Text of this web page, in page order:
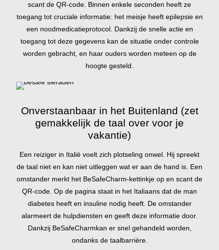
scant de QR-code. Binnen enkele seconden heeft ze
toegang tot cruciale informatie: het meisje heeft epilepsie en
een noodmedicatieprotocol. Dankzij de snelle actie en
toegang tot deze gegevens kan de situatie onder controle
worden gebracht, en haar ouders worden meteen op de
hoogte gesteld.
Onverstaanbaar in het Buitenland (zet
gemakkelijk de taal over voor je
vakantie)
Een reiziger in Italië voelt zich plotseling onwel. Hij spreekt
de taal niet en kan niet uitleggen wat er aan de hand is. Een
omstander merkt het BeSafeCharm-kettinkje op en scant de
QR-code. Op de pagina staat in het Italiaans dat de man
diabetes heeft en insuline nodig heeft. De omstander
alarmeert de hulpdiensten en geeft deze informatie door.
Dankzij BeSafeCharmkan er snel gehandeld worden,
ondanks de taalbarrière.